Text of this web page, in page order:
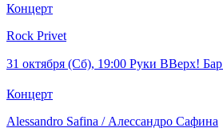
Концерт
Rock Privet
31 октября (Сб), 19:00 Руки ВВерх! Бар
Концерт
Alessandro Safina / Алессандро Сафина